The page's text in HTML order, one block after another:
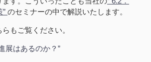
” のセミナーの中で解説いたします。
もご覧ください。
展はあるのか？”